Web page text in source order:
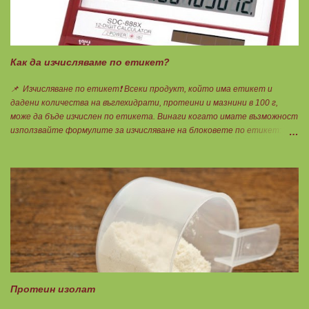
Как да изчисляваме по етикет?
📌 Изчисляване по етикет❗ Всеки продукт, който има етикет и
дадени количества на въглехидрати, протеини и мазнини в 100 г,
може да бъде изчислен по етикета. Винаги когато имате възможност
използвайте формулите за изчисляване на блоковете по етикет:
въглехидрати в 100 г = количеството въглехидрати за 1 блок.
Мазнини: 150 : количеството мазнини в 100 г продукт = мазнините за
1 блок.
Протеин изолат